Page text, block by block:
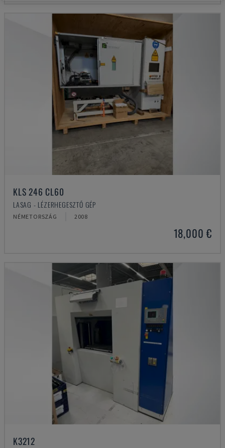
KLS 246 CL60
LASAG - LÉZERHEGESZTŐ GÉP
NÉMETORSZÁG 2008
18,000 €
K3212